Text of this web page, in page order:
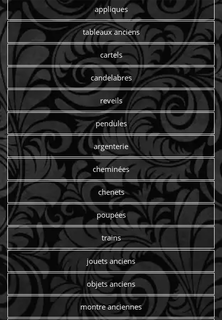
appliques
tableaux anciens
cartels
candelabres
reveils
pendules
argenterie
cheminées
chenets
poupées
trains
jouets anciens
objets anciens
montre anciennes